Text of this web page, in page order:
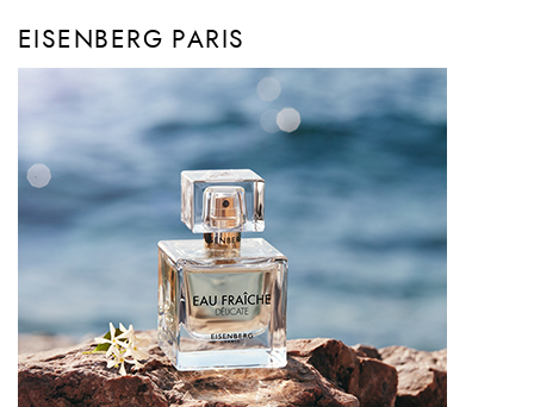
EISENBERG PARIS